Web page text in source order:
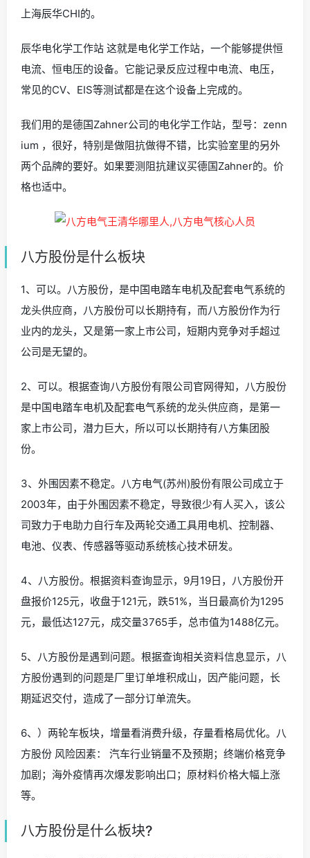
上海辰华CHI的。
辰华电化学工作站 这就是电化学工作站，一个能够提供恒
电流、恒电压的设备。它能记录反应过程中电流、电压，
常见的CV、EIS等测试都是在这个设备上完成的。
我们用的是德国Zahner公司的电化学工作站，型号：zenn
ium ，很好，特别是做阻抗做得不错，比实验室里的另外
两个品牌的要好。如果要测阻抗建议买德国Zahner的。价
格也适中。
八方股份是什么板块
1、可以。八方股份，是中国电踏车电机及配套电气系统的
龙头供应商，八方股份可以长期持有，而八方股份作为行
业内的龙头，又是第一家上市公司，短期内竞争对手超过
公司是无望的。
2、可以。根据查询八方股份有限公司官网得知，八方股份
是中国电踏车电机及配套电气系统的龙头供应商，是第一
家上市公司，潜力巨大，所以可以长期持有八方集团股
份。
3、外围因素不稳定。八方电气(苏州)股份有限公司成立于
2003年，由于外围因素不稳定，导致很少有人买入，该公
司致力于电助力自行车及两轮交通工具用电机、控制器、
电池、仪表、传感器等驱动系统核心技术研发。
4、八方股份。根据资料查询显示，9月19日，八方股份开
盘报价125元，收盘于121元，跌51%，当日最高价为1295
元，最低达127元，成交量3765手，总市值为1488亿元。
5、八方股份是遇到问题。根据查询相关资料信息显示，八
方股份遇到的问题是厂里订单堆积成山，因产能问题，长
期延迟交付，造成了一部分订单流失。
6、）两轮车板块，增量看消费升级，存量看格局优化。八
方股份 风险因素： 汽车行业销量不及预期；终端价格竞争
加剧；海外疫情再次爆发影响出口；原材料价格大幅上涨
等。
八方股份是什么板块?